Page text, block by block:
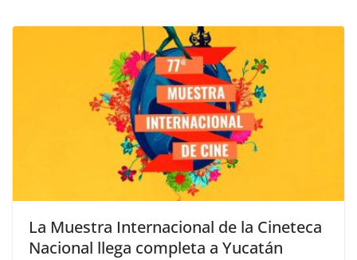
La Muestra Internacional de la Cineteca
Nacional llega completa a Yucatán